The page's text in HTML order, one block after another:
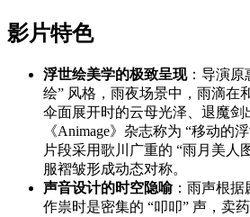
影片特色
浮世绘美学的极致呈现：导演原
绘” 风格，雨夜场景中，雨滴在
伞面展开时的云母光泽、退魔剑
《Animage》杂志称为 “移动的
片段采用歌川广重的 “雨月美人
服褶皱形成动态对称。
声音设计的时空隐喻：雨声根
作祟时是密集的 “叩叩” 声，卖